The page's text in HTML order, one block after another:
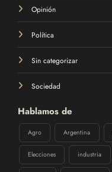
Opinión
Política
Sin categorizar
Sociedad
Hablamos de
Agro Argentina
Elecciones industria